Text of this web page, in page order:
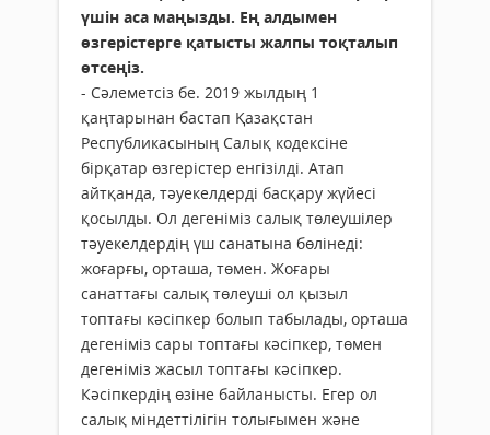
үшін аса маңызды. Ең алдымен
өзгерістерге қатысты жалпы тоқталып
өтсеңіз.
- Сәлеметсіз бе. 2019 жылдың 1
қаңтарынан бастап Қазақстан
Республикасының Салық кодексіне
бірқатар өзгерістер енгізілді. Атап
айтқанда, тәуекелдерді басқару жүйесі
қосылды. Ол дегеніміз салық төлеушілер
тәуекелдердің үш санатына бөлінеді:
жоғарғы, орташа, төмен. Жоғары
санаттағы салық төлеуші ол қызыл
топтағы кәсіпкер болып табылады, орташа
дегеніміз сары топтағы кәсіпкер, төмен
дегеніміз жасыл топтағы кәсіпкер.
Кәсіпкердің өзіне байланысты. Егер ол
салық міндеттілігін толығымен және